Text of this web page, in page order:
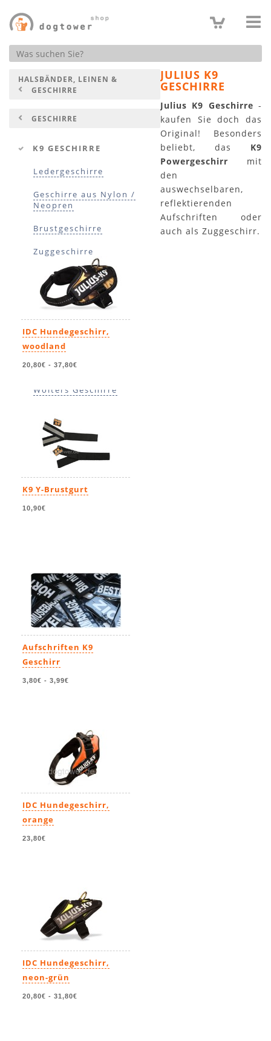
Produktsuche
HALSBÄNDER, LEINEN &
GESCHIRRE
GESCHIRRE
K9 GESCHIRRE
Ledergeschirre
Geschirre aus Nylon /
Neopren
Brustgeschirre
Zuggeschirre
Norwegergeschirre
Hunter Geschirre
Hurtta Geschirre
Hundegeschirre Rogz
Ruffwear Geschirre
Wolters Geschirre
JULIUS K9
GESCHIRRE
Julius K9 Geschirre -
kaufen Sie doch das
Original! Besonders
beliebt, das K9
Powergeschirr mit
den
auswechselbaren,
reflektierenden
Aufschriften oder
auch als Zuggeschirr.
IDC Hundegeschirr,
woodland
20,80€ - 37,80€
K9 Y-Brustgurt
10,90€
Aufschriften K9
Geschirr
3,80€ - 3,99€
IDC Hundegeschirr,
orange
23,80€
IDC Hundegeschirr,
neon-grün
20,80€ - 31,80€